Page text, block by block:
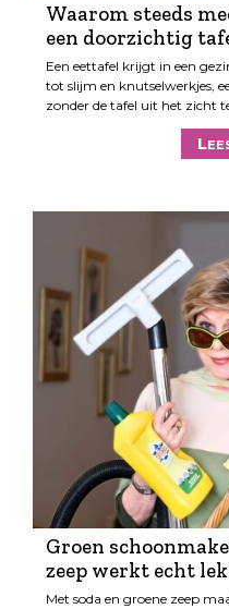
Waarom steeds
een doorzichtig
Een eettafel krijgt in een
tot slijm en knutselwerkjes,
zonder de tafel uit het zicht
Groen
zeep werkt echt
Met soda en groene zeep